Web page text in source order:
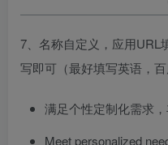
7、名称自定义，应用URL
写即可（最好填写英语，
满足个性定制化需求
Meet personalized